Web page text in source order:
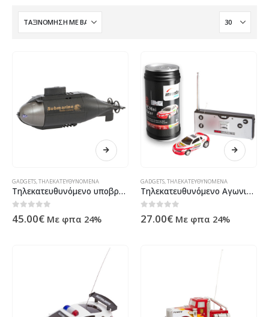
GADGETS ΤΗΛΕΚΑΤΕΥΘΥΝΌΜΕΝΑ
Τηλεκατευθυνόμενο υποβρύχιό
0out of 5
45.00€ Με φπα 24%
GADGETS ΤΗΛΕΚΑΤΕΥΘΥΝΌΜΕΝΑ
Τηλεκατευθυνόμενο Αγωνιστικό Αυτοκίνητο σε κουτί αναψυκτικού
0out of 5
27.00€ Με φπα 24%